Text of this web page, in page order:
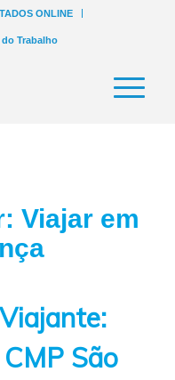
ONLINE
Trabalho
Viajar em
São